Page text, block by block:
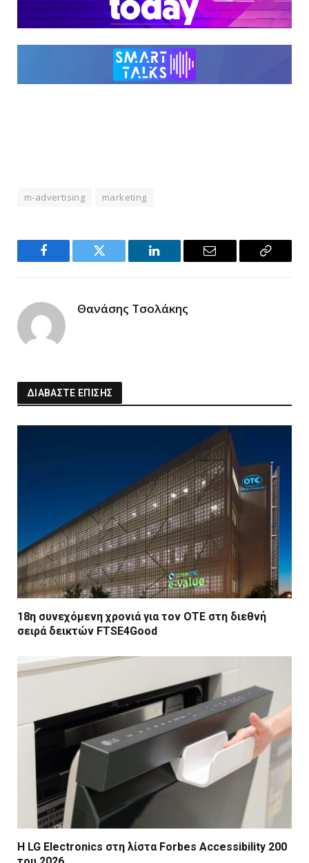
m-advertising marketing
Facebook Twitter LinkedIn Email
Copy
Θανάσης Τσολάκης
ΔΙΑΒΑΣΤΕ ΕΠΙΣΗΣ
18η συνεχόμενη χρονιά για τον ΟΤΕ στη διεθνή
σειρά δεικτών FTSE4Good
Η LG Electronics στη λίστα Forbes Accessibility 200